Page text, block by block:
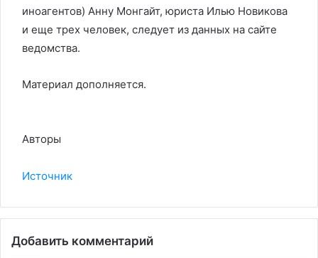
иноагентов) Анну Монгайт, юриста Илью Новикова
и еще трех человек, следует из данных на сайте
ведомства.
Материал дополняется.
Авторы
Источник
Добавить комментарий